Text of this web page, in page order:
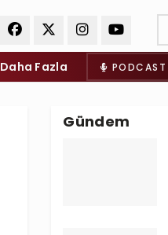
Daha Fazla PODCAST
Gündem